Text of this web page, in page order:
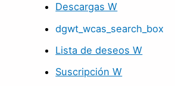
Descargas W
dgwt_wcas_search_box
Lista de deseos W
Suscripción W